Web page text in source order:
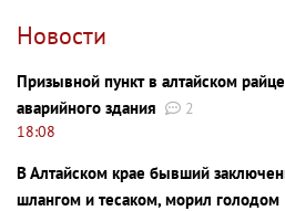
Новости
Призывной пункт в алтайском
аварийного здания
2
18:08
В Алтайском крае бывший
шлангом и тесаком, морил голодом